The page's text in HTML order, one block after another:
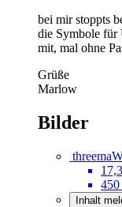
bei mir stoppts
die Symbole für
mit, mal ohne
Grüße
Marlow
Bilder
450
Inhalt